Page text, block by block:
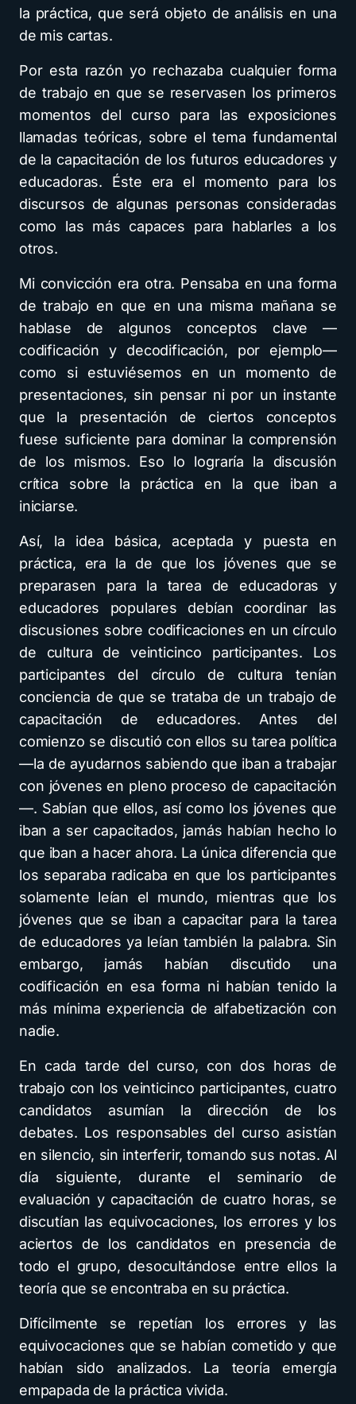
la práctica, que será objeto de análisis en una
de mis cartas.
Por esta razón yo rechazaba cualquier forma
de trabajo en que se reservasen los primeros
momentos del curso para las exposiciones
llamadas teóricas, sobre el tema fundamental
de la capacitación de los futuros educadores y
educadoras. Éste era el momento para los
discursos de algunas personas consideradas
como las más capaces para hablarles a los
otros.
Mi convicción era otra. Pensaba en una forma
de trabajo en que en una misma mañana se
hablase de algunos conceptos clave —
codificación y decodificación, por ejemplo—
como si estuviésemos en un momento de
presentaciones, sin pensar ni por un instante
que la presentación de ciertos conceptos
fuese suficiente para dominar la comprensión
de los mismos. Eso lo lograría la discusión
crítica sobre la práctica en la que iban a
iniciarse.
Así, la idea básica, aceptada y puesta en
práctica, era la de que los jóvenes que se
preparasen para la tarea de educadoras y
educadores populares debían coordinar las
discusiones sobre codificaciones en un círculo
de cultura de veinticinco participantes. Los
participantes del círculo de cultura tenían
conciencia de que se trataba de un trabajo de
capacitación de educadores. Antes del
comienzo se discutió con ellos su tarea política
—la de ayudarnos sabiendo que iban a trabajar
con jóvenes en pleno proceso de capacitación
—. Sabían que ellos, así como los jóvenes que
iban a ser capacitados, jamás habían hecho lo
que iban a hacer ahora. La única diferencia que
los separaba radicaba en que los participantes
solamente leían el mundo, mientras que los
jóvenes que se iban a capacitar para la tarea
de educadores ya leían también la palabra. Sin
embargo, jamás habían discutido una
codificación en esa forma ni habían tenido la
más mínima experiencia de alfabetización con
nadie.
En cada tarde del curso, con dos horas de
trabajo con los veinticinco participantes, cuatro
candidatos asumían la dirección de los
debates. Los responsables del curso asistían
en silencio, sin interferir, tomando sus notas. Al
día siguiente, durante el seminario de
evaluación y capacitación de cuatro horas, se
discutían las equivocaciones, los errores y los
aciertos de los candidatos en presencia de
todo el grupo, desocultándose entre ellos la
teoría que se encontraba en su práctica.
Difícilmente se repetían los errores y las
equivocaciones que se habían cometido y que
habían sido analizados. La teoría emergía
empapada de la práctica vivida.